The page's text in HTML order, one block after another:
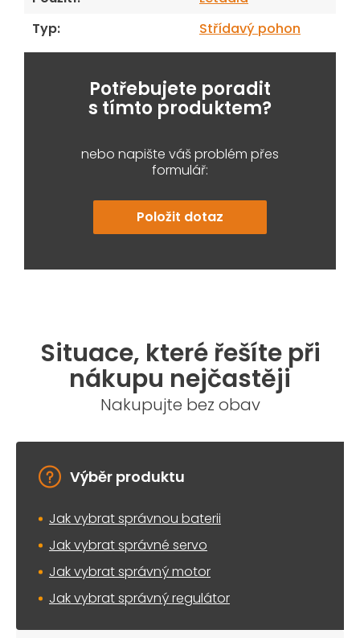
Typ: Střídavý pohon
Potřebujete poradit
s tímto produktem?
nebo napište váš problém přes
formulář:
Položit dotaz
Situace, které řešíte při
nákupu nejčastěji
Nakupujte bez obav
Výběr produktu
Jak vybrat správnou baterii
Jak vybrat správné servo
Jak vybrat správný motor
Jak vybrat správný regulátor